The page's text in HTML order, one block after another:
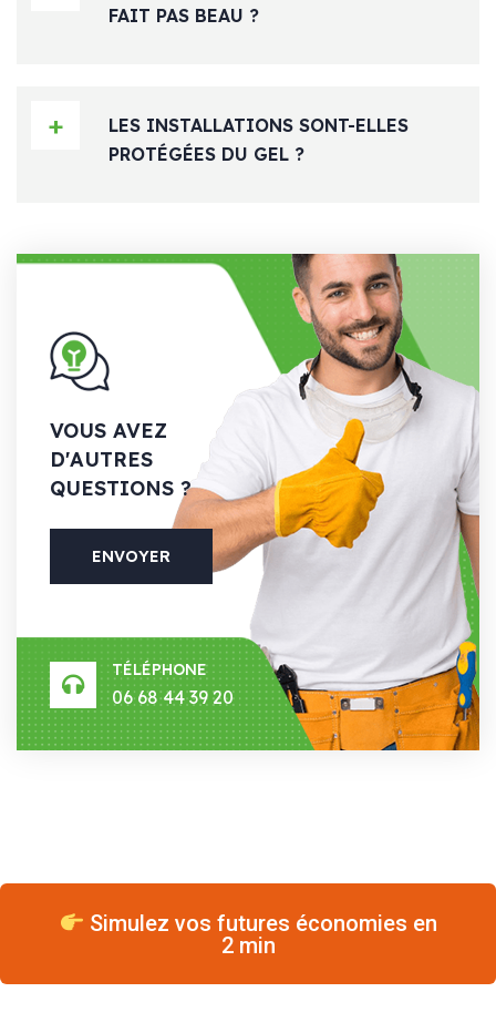
FAIT PAS BEAU ?
LES INSTALLATIONS SONT-ELLES
PROTÉGÉES DU GEL ?
VOUS AVEZ
D'AUTRES
QUESTIONS ?
ENVOYER
TÉLÉPHONE
06 68 44 39 20
Simulez vos futures économies en
2 min